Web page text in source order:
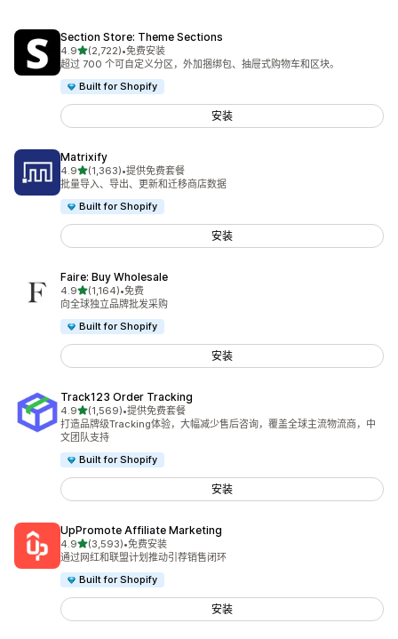
Section Store: Theme Sections
4.9星（满分 5 星）
(2,722)
总共 2722 条评论
•免费安装
超过 700 个可自定义分区，外加捆绑包、抽屉式购物车和区块。
Built for Shopify
安装
Matrixify
4.9星（满分 5 星）
(1,363)
总共 1363 条评论
•提供免费套餐
批量导入、导出、更新和迁移商店数据
Built for Shopify
安装
Faire: Buy Wholesale
4.9星（满分 5 星）
(1,164)
总共 1164 条评论
•免费
向全球独立品牌批发采购
Built for Shopify
安装
Track123 Order Tracking
4.9星（满分 5 星）
(1,569)
总共 1569 条评论
•提供免费套餐
打造品牌级Tracking体验，大幅减少售后咨询，覆盖全球主流物流商，中
文团队支持
Built for Shopify
安装
UpPromote Affiliate Marketing
4.9星（满分 5 星）
(3,593)
总共 3593 条评论
•免费安装
通过网红和联盟计划推动引荐销售闭环
Built for Shopify
安装